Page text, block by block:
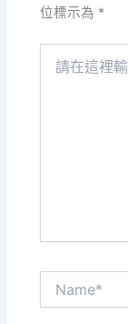
位標示為 *